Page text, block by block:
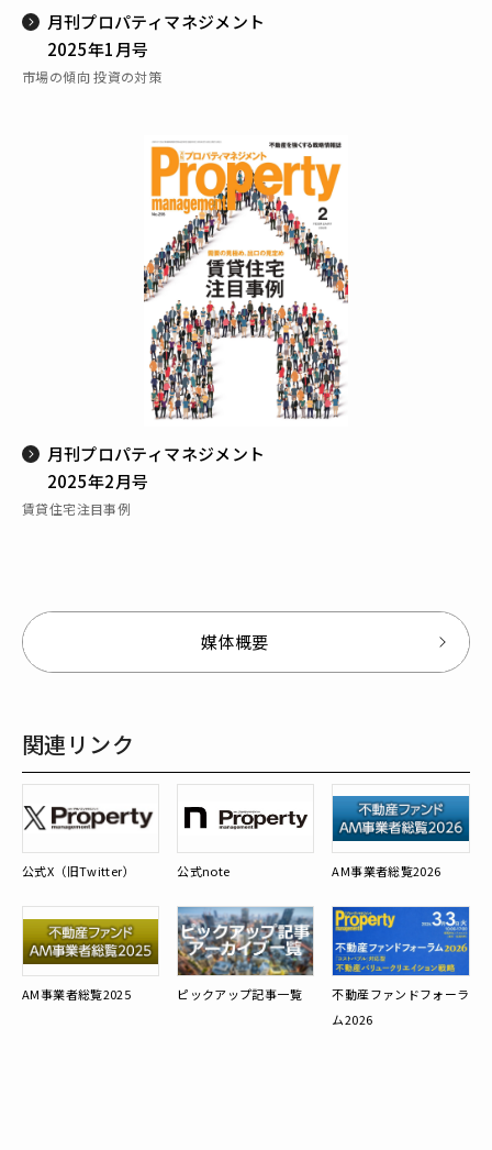
月刊プロパティマネジメント
2025年1月号
市場の傾向 投資の対策
月刊プロパティマネジメント
2025年2月号
賃貸住宅注目事例
媒体概要
関連リンク
公式X（旧Twitter） 公式note AM事業者総覧2026
AM事業者総覧2025 ピックアップ記事一覧
不動産ファンドフォーラ
ム2026